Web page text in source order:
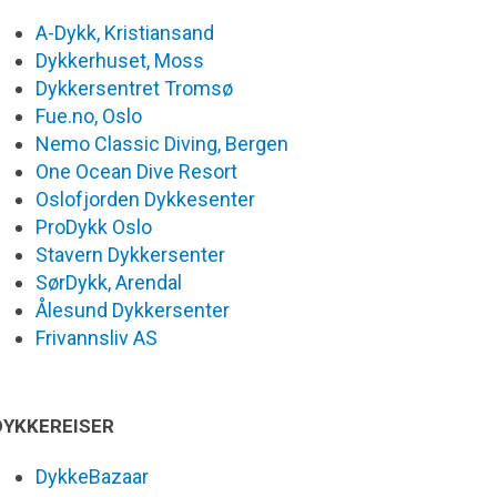
A-Dykk, Kristiansand
Dykkerhuset, Moss
Dykkersentret Tromsø
Fue.no, Oslo
Nemo Classic Diving, Bergen
One Ocean Dive Resort
Oslofjorden Dykkesenter
ProDykk Oslo
Stavern Dykkersenter
SørDykk, Arendal
Ålesund Dykkersenter
Frivannsliv AS
DykkeBazaar